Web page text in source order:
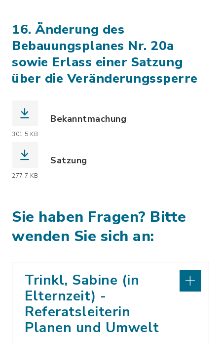
16. Änderung des
Bebauungsplanes Nr. 20a
sowie Erlass einer Satzung
über die Veränderungssperre
301,5 KB
Bekanntmachung
277,7 KB
Satzung
Sie haben Fragen? Bitte
wenden Sie sich an:
Trinkl, Sabine (in
Elternzeit) -
Referatsleiterin
Planen und Umwelt